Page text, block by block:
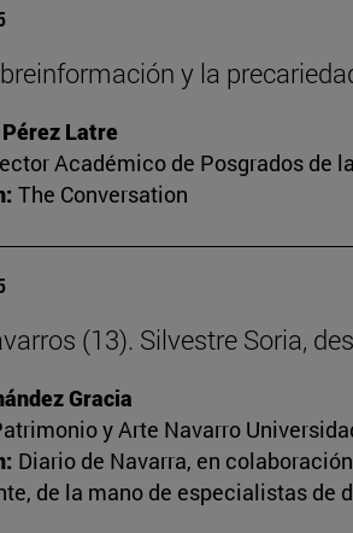
y la
Latre
Académico de Posgrados de
The Conversation
(13). Silvestre Soria,
Gracia
y Arte Navarro
Diario de Navarra, en
de la mano de especialistas de